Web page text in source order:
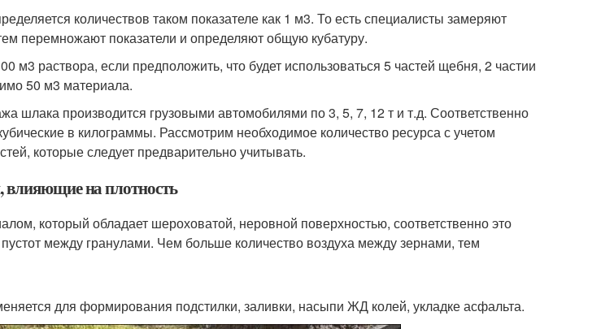
количествов таком показателе как 1 м3. То есть специалисты замеряют
перемножают показатели и определяют общую кубатуру.
м3 раствора, если предположить, что будет использоваться 5 частей щебня, 2 частии
50 м3 материала.
шлака производится грузовыми автомобилями по 3, 5, 7, 12 т и т.д. Соответственно
в килограммы. Рассмотрим необходимое количество ресурса с учетом
которые следует предварительно учитывать.
влияющие на плотность
который обладает шероховатой, неровной поверхностью, соответственно это
между гранулами. Чем больше количество воздуха между зернами, тем
для формирования подстилки, заливки, насыпи ЖД колей, укладке асфальта.